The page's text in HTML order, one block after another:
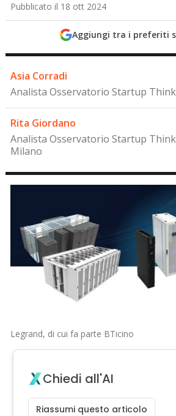
Pubblicato il 18 ott 2024
Aggiungi tra i preferiti
Asia Corradi
Analista Osservatorio Startup
Rita Giordano
Analista Osservatorio Startup
Milano
Legrand, di cui fa parte BTicino
Chiedi all'AI
Riassumi questo articolo